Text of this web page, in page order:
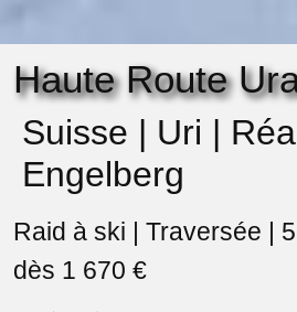
Haute Route
Suisse | Uri |
Engelberg
Raid à ski | Traversée |
dès 1 670 €